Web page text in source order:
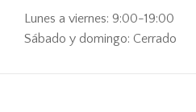
Lunes a viernes: 9:00-19:00
Sábado y domingo: Cerrado